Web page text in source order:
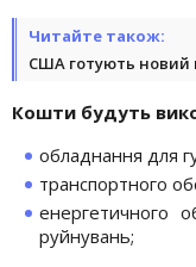
Читайте також:
США готують новий
Кошти будуть
обладнання для
транспортного
енергетичного
руйнувань;